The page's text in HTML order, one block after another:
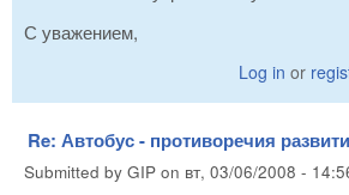
С уважением,
Log in or
Re: Автобус - противоречия
Submitted by GIP on вт, 03/06/2008 -